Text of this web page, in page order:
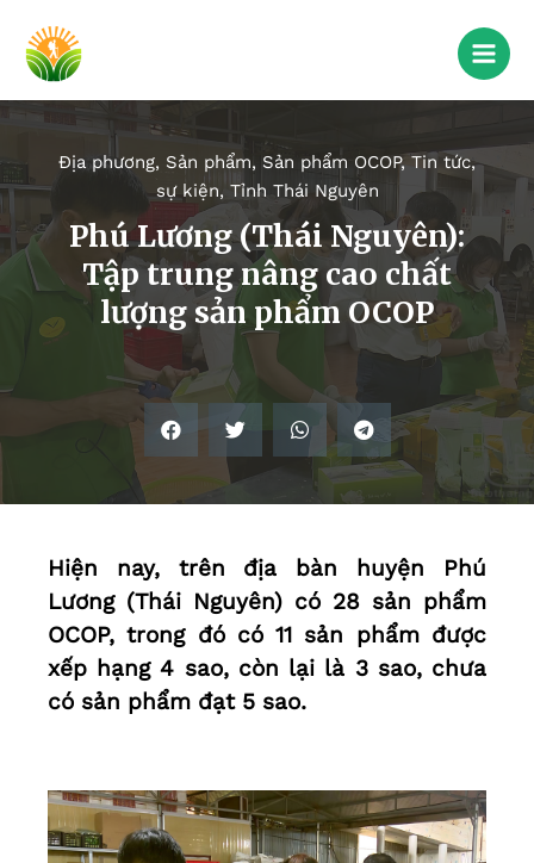
Địa phương, Sản phẩm, Sản phẩm OCOP,Tin tức,
sự kiện, Tỉnh Thái Nguyên
Phú Lương (Thái Nguyên):
Tập trung nâng cao chất
lượng sản phẩm OCOP
Hiện nay, trên địa bàn huyện Phú
Lương (Thái Nguyên) có 28 sản phẩm
OCOP, trong đó có 11 sản phẩm được
xếp hạng 4 sao, còn lại là 3 sao, chưa
có sản phẩm đạt 5 sao.